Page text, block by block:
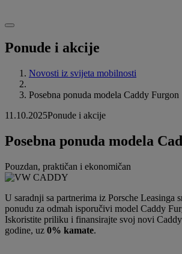
Ponude i akcije
Novosti iz svijeta mobilnosti
Posebna ponuda modela Caddy Furgon
11.10.2025Ponude i akcije
Posebna ponuda modela
Pouzdan, praktičan i ekonomičan
U saradnji sa partnerima iz Porsche Leasinga
ponudu za odmah isporučivi model Caddy
Iskoristite priliku i finansirajte svoj novi
godine, uz 0% kamate.